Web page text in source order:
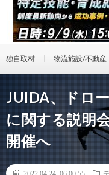
独自取材 物流施設/不動産
JUIDA、ドロ
に関する説明
開催へ
2022.04.24 06:00:55